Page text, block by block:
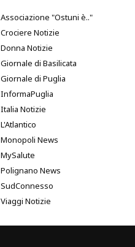
Associazione "Ostuni è.."
Crociere Notizie
Donna Notizie
Giornale di Basilicata
Giornale di Puglia
InformaPuglia
Italia Notizie
L'Atlantico
Monopoli News
MySalute
Polignano News
SudConnesso
Viaggi Notizie